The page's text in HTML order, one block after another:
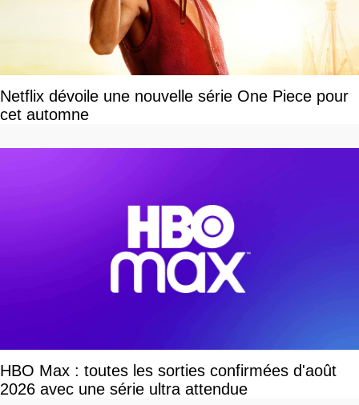
Netflix dévoile une nouvelle série One Piece pour
cet automne
HBO Max : toutes les sorties confirmées d'août
2026 avec une série ultra attendue